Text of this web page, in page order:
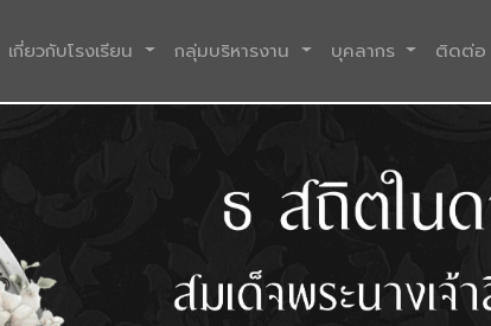
(current)
เกี่ยวกับโรงเรียน กลุ่มบริหารงาน บุคลากร ติดต่อ